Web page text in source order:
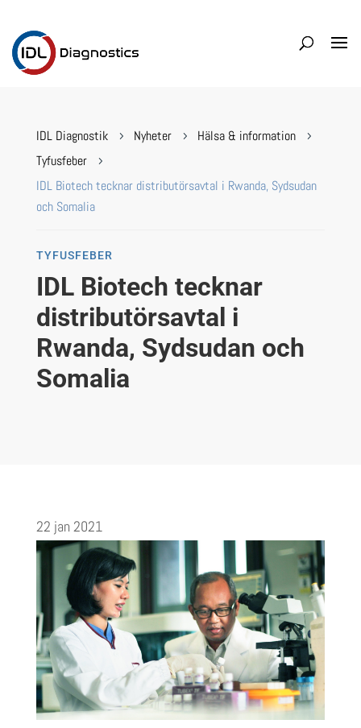
IDL Diagnostik 5 Nyheter 5 Hälsa & information 5
Tyfusfeber 5
IDL Biotech tecknar distributörsavtal i Rwanda, Sydsudan
och Somalia
TYFUSFEBER
IDL Biotech tecknar
distributörsavtal i
Rwanda, Sydsudan och
Somalia
22 jan 2021